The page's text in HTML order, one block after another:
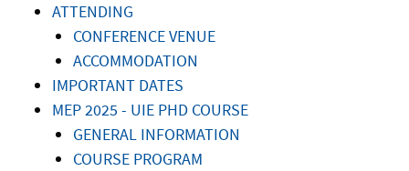
ATTENDING
CONFERENCE VENUE
ACCOMMODATION
IMPORTANT DATES
MEP 2025 - UIE PHD COURSE
GENERAL INFORMATION
COURSE PROGRAM